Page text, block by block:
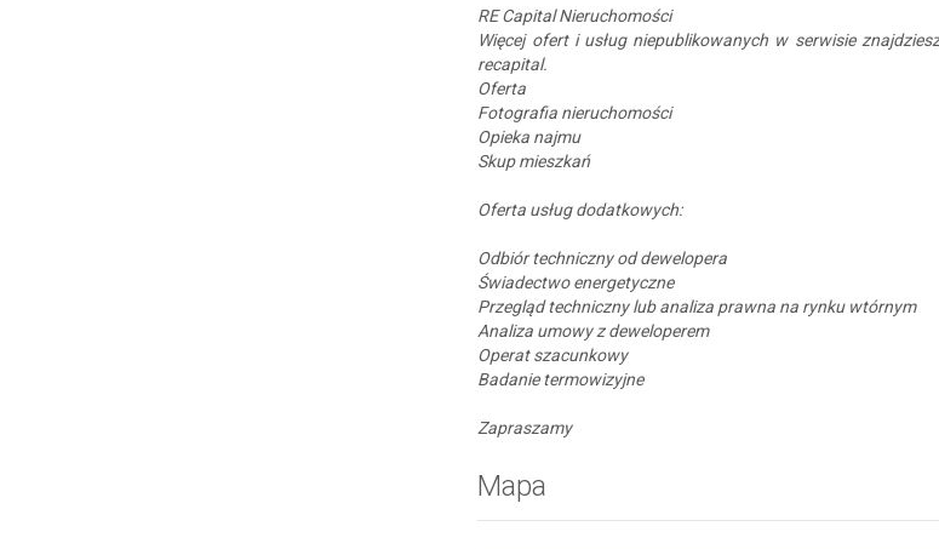
RE Capital Nieruchomości
Więcej ofert i usług niepublikowanych w serwisie
recapital.
Oferta
Fotografia nieruchomości
Opieka najmu
Skup mieszkań
Oferta usług dodatkowych:
Odbiór techniczny od dewelopera
Świadectwo energetyczne
Przegląd techniczny lub analiza prawna na rynku wtórnym
Analiza umowy z deweloperem
Operat szacunkowy
Badanie termowizyjne
Zapraszamy
Mapa